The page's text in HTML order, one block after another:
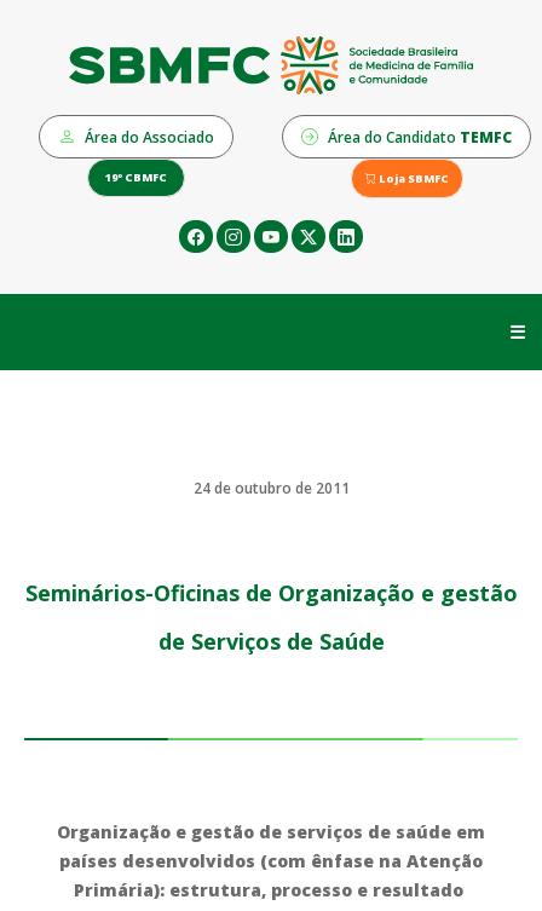
Área do Associado Área do Candidato TEMFC
19º CBMFC Loja SBMFC
☰
24 de outubro de 2011
Seminários-Oficinas de Organização e gestão
de Serviços de Saúde
Organização e gestão de serviços de saúde em
países desenvolvidos (com ênfase na Atenção
Primária): estrutura, processo e resultado